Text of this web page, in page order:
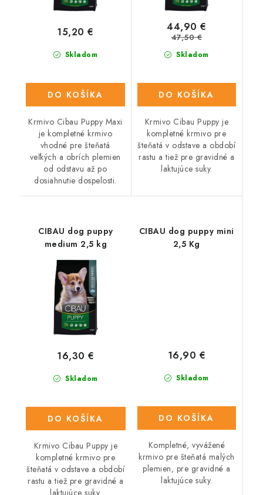
Skladom
15,20 €
DO KOŠÍKA
Krmivo Cibau Puppy Maxi
je kompletné krmivo
vhodné pre šteňatá
veľkých a obrích plemien
od odstavu až po
dosiahnutie dospelosti.
Skladom
44,90 €
47,50 €
DO KOŠÍKA
Krmivo Cibau Puppy je
kompletné krmivo pre
šteňatá v odstave a období
rastu a tiež pre gravidné a
laktujúce suky.
CIBAU dog puppy
medium 2,5 kg
Skladom
16,30 €
DO KOŠÍKA
Krmivo Cibau Puppy je
kompletné krmivo pre
šteňatá v odstave a období
rastu a tiež pre gravidné a
laktujúce suky.
CIBAU dog puppy mini
2,5 Kg
Skladom
16,90 €
DO KOŠÍKA
Kompletné, vyvážené
krmivo pre šteňatá malých
plemien, pre gravidné a
laktujúce suky.